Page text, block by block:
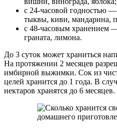
с 24-часовой годностью
тыквы, киви, мандарина,
с 48-часовым хранением
граната, лимона.
До 3 суток может храниться
На протяжении 2 месяцев
имбирной выжимки. Сок из
целей хранится до 1 года. В
нектаров хранятся до 6 месяцев.